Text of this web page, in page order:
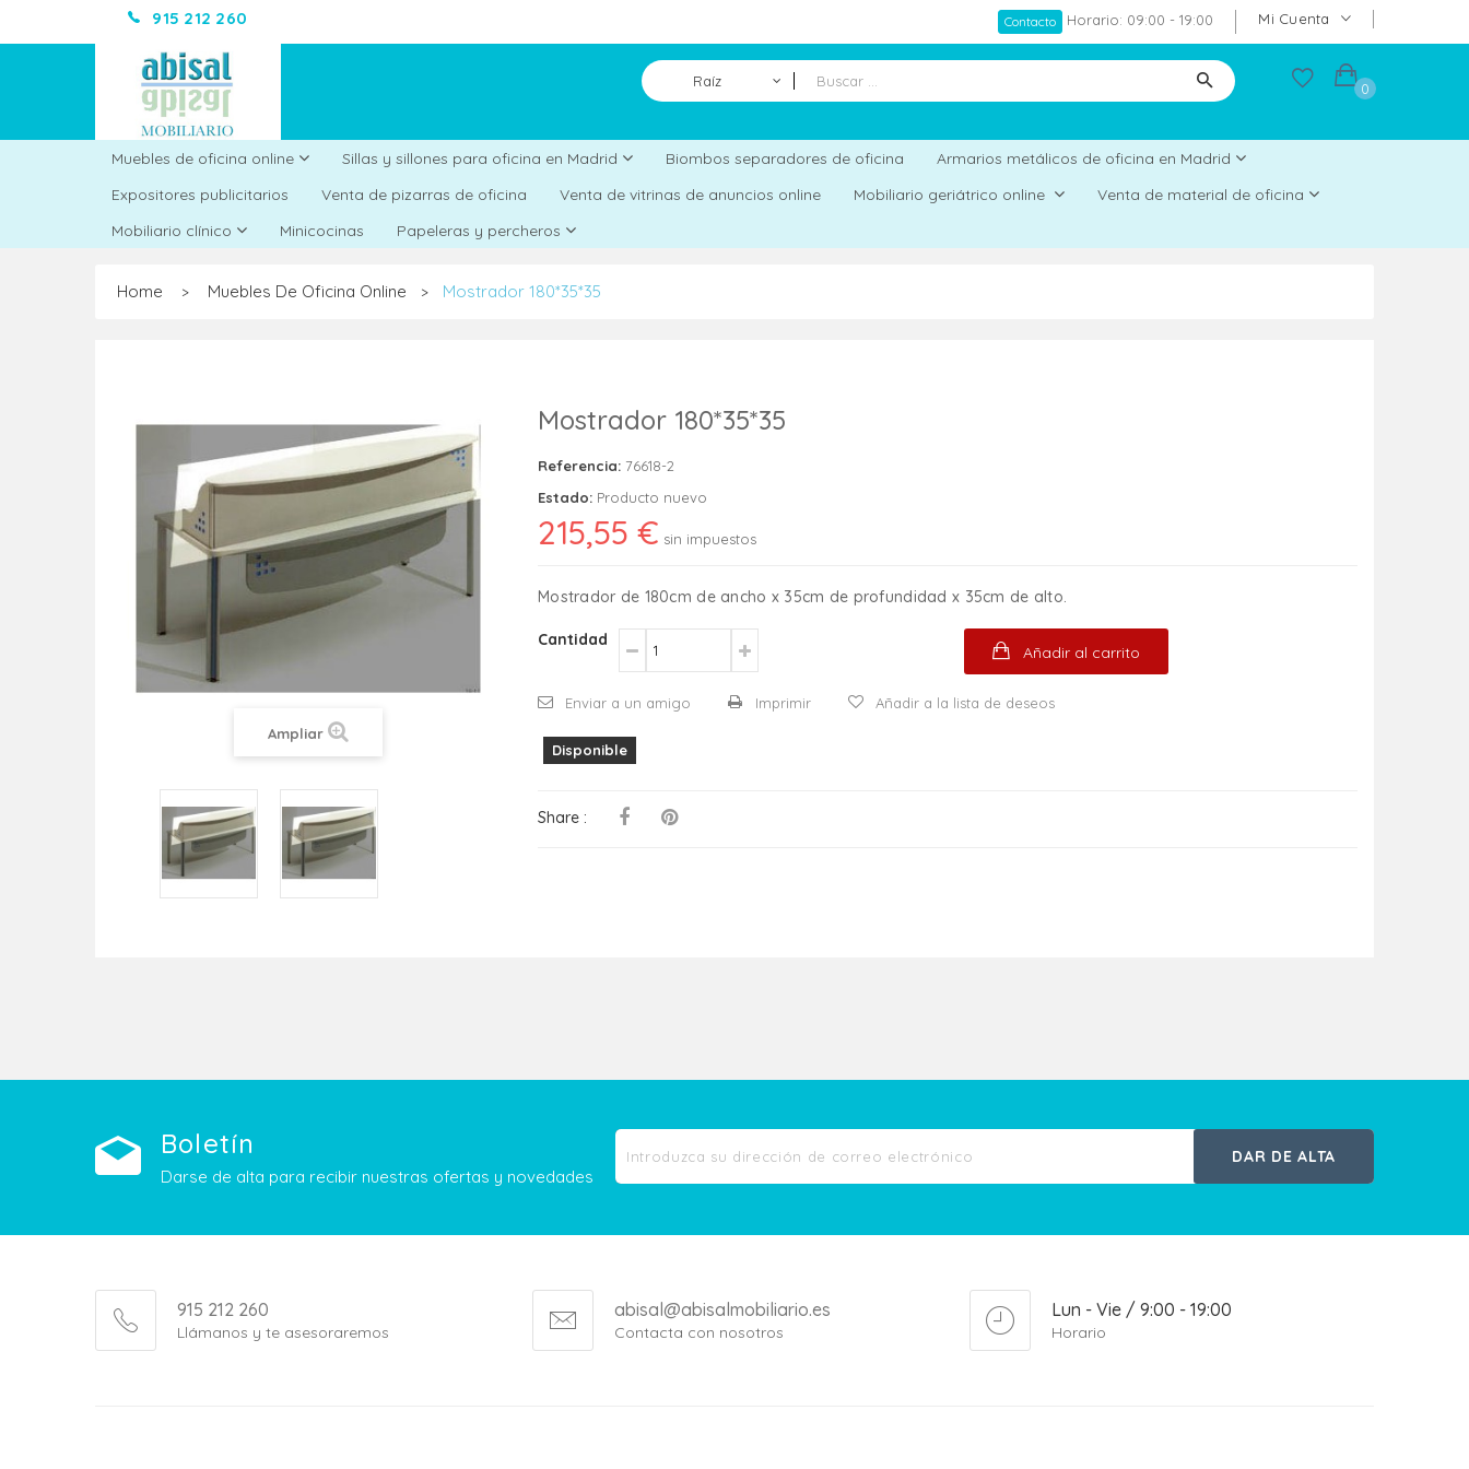
915 212 260 Mi Cuenta
Contacto Horario: 09:00 - 19:00
Raíz 0
Muebles de oficina online Sillas y sillones para oficina en Madrid Biombos separadores de oficina
Armarios metálicos de oficina en Madrid
Expositores publicitarios
Venta de pizarras de oficina Venta de vitrinas de anuncios online Mobiliario geriátrico online
Venta de material de oficina
Mobiliario clínico
Minicocinas Papeleras y percheros
Home > Muebles De Oficina Online > Mostrador 180*35*35
Ampliar
Mostrador 180*35*35
Referencia: 76618-2
Estado: Producto nuevo
215,55 € sin impuestos
Mostrador de 180cm de ancho x 35cm de profundidad x 35cm de alto.
Cantidad
Añadir al carrito
Enviar a un amigo Imprimir Añadir a la lista de deseos
Disponible
Share :
Boletín
Darse de alta para recibir nuestras ofertas y novedades
DAR DE ALTA
915 212 260
Llámanos y te asesoraremos
abisal@abisalmobiliario.es
Contacta con nosotros
Lun - Vie / 9:00 - 19:00
Horario